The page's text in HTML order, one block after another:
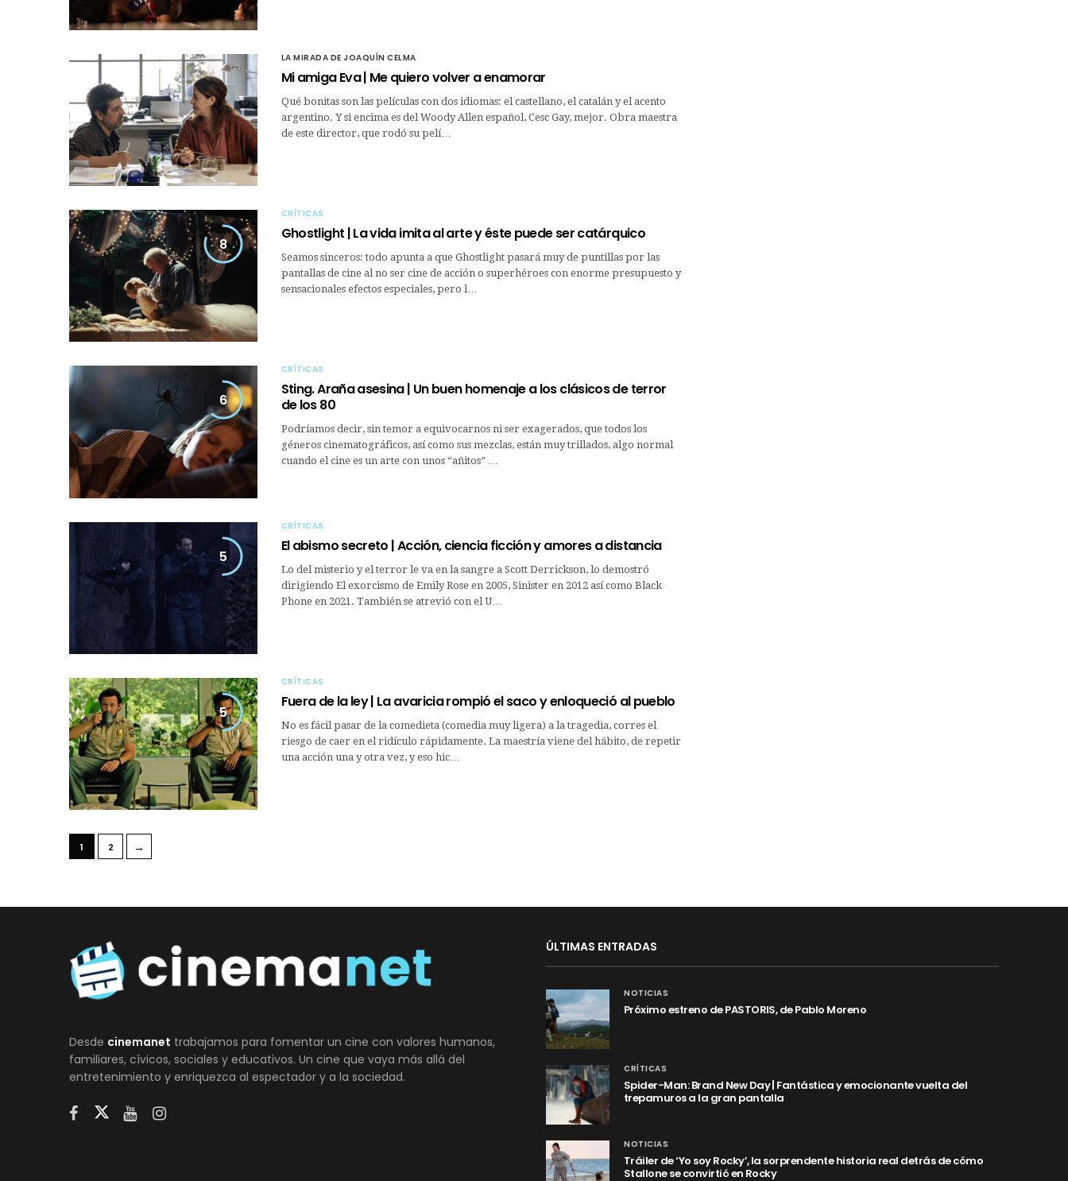
LA MIRADA DE JOAQUÍN CELMA
Mi amiga Eva | Me quiero volver a enamorar
Qué bonitas son las películas con dos idiomas: el castellano, el catalán y el acento
argentino. Y si encima es del Woody Allen español, Cesc Gay, mejor. Obra maestra
de este director, que rodó su pelí…
8
CRÍTICAS
Ghostlight | La vida imita al arte y éste puede ser catárquico
Seamos sinceros: todo apunta a que Ghostlight pasará muy de puntillas por las
pantallas de cine al no ser cine de acción o superhéroes con enorme presupuesto y
sensacionales efectos especiales, pero l…
6
CRÍTICAS
Sting. Araña asesina | Un buen homenaje a los clásicos de terror
de los 80
Podríamos decir, sin temor a equivocarnos ni ser exagerados, que todos los
géneros cinematográficos, así como sus mezclas, están muy trillados, algo normal
cuando el cine es un arte con unos “añitos” …
5
CRÍTICAS
El abismo secreto | Acción, ciencia ficción y amores a distancia
Lo del misterio y el terror le va en la sangre a Scott Derrickson, lo demostró
dirigiendo El exorcismo de Emily Rose en 2005, Sinister en 2012 así como Black
Phone en 2021. También se atrevió con el U…
5
CRÍTICAS
Fuera de la ley | La avaricia rompió el saco y enloqueció al pueblo
No es fácil pasar de la comedieta (comedia muy ligera) a la tragedia, corres el
riesgo de caer en el ridículo rápidamente. La maestría viene del hábito, de repetir
una acción una y otra vez, y eso hic…
1 2 →
Desde cinemanet trabajamos para fomentar un cine con valores humanos,
familiares, cívicos, sociales y educativos. Un cine que vaya más allá del
entretenimiento y enriquezca al espectador y a la sociedad.
ÚLTIMAS ENTRADAS
NOTICIAS
Próximo estreno de PASTORIS, de Pablo Moreno
CRÍTICAS
Spider-Man: Brand New Day | Fantástica y emocionante vuelta del
trepamuros a la gran pantalla
NOTICIAS
Tráiler de ‘Yo soy Rocky’, la sorprendente historia real detrás de cómo
Stallone se convirtió en Rocky